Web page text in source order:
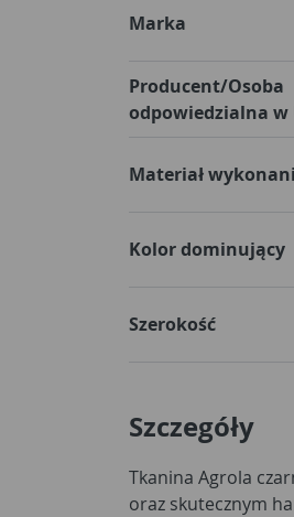
Marka
Producent/Osoba
odpowiedzialna w
Materiał
Kolor dominujący
Szerokość
Szczegóły
Tkanina Agrola
oraz skutecznym
100g/m2 materiał
rozwój chwastów.